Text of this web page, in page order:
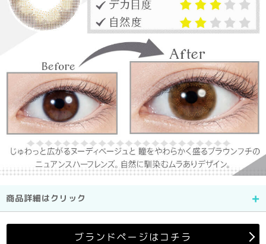
商品詳細はクリック
ブランドページはコチラ